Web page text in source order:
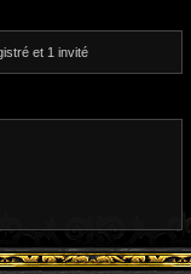
et 1 invité